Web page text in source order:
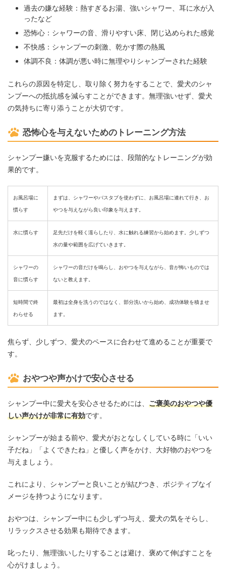
過去の嫌な経験：熱すぎるお湯、強いシャワー、耳に水が入
ったなど
恐怖心：シャワーの音、滑りやすい床、閉じ込められた感覚
不快感：シャンプーの刺激、乾かす際の熱風
体調不良：体調が悪い時に無理やりシャンプーされた経験
これらの原因を特定し、取り除く努力をすることで、愛犬のシャ
ンプーへの抵抗感を減らすことができます。無理強いせず、愛犬
の気持ちに寄り添うことが大切です。
恐怖心を与えないためのトレーニング方法
シャンプー嫌いを克服するためには、段階的なトレーニングが効
果的です。
お風呂場に
慣らす
まずは、シャワーやバスタブを使わずに、お風呂場に連れて行き、お
やつを与えながら良い印象を与えます。
水に慣らす
足先だけを軽く濡らしたり、水に触れる練習から始めます。少しずつ
水の量や範囲を広げていきます。
シャワーの
音に慣らす
シャワーの音だけを鳴らし、おやつを与えながら、音が怖いものでは
ないと教えます。
短時間で終
わらせる
最初は全身を洗うのではなく、部分洗いから始め、成功体験を積ませ
ます。
焦らず、少しずつ、愛犬のペースに合わせて進めることが重要で
す。
おやつや声かけで安心させる
シャンプー中に愛犬を安心させるためには、 ご褒美のおやつや優
しい声かけが非常に有効です。
シャンプーが始まる前や、愛犬がおとなしくしている時に「いい
子だね」「よくできたね」と優しく声をかけ、大好物のおやつを
与えましょう。
これにより、シャンプーと良いことが結びつき、ポジティブなイ
メージを持つようになります。
おやつは、シャンプー中にも少しずつ与え、愛犬の気をそらし、
リラックスさせる効果も期待できます。
叱ったり、無理強いしたりすることは避け、褒めて伸ばすことを
心がけましょう。